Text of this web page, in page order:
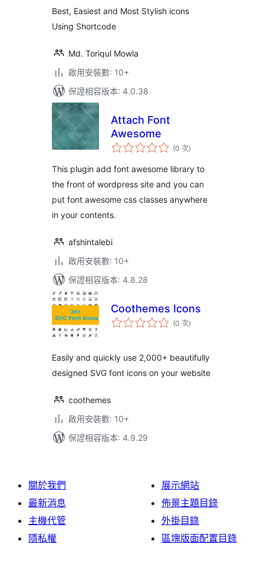
數
Best, Easiest and Most Stylish icons
Using Shortcode
Md. Toriqul Mowla
啟用安裝數: 10+
保證相容版本: 4.0.38
Attach Font
Awesome
(0 次評
分
數
)
This plugin add font awesome library to
the front of wordpress site and you can
put font awesome css classes anywhere
in your contents.
afshintalebi
啟用安裝數: 10+
保證相容版本: 4.8.28
Coothemes Icons
(0 次評
分)
Easily and quickly use 2,000+ beautifully
designed SVG font icons on your website
coothemes
啟用安裝數: 10+
保證相容版本: 4.9.29
關於我們
最新消息
主機代管
隱私權
展示網站
佈景主題目錄
外掛目錄
區塊版面配置目錄